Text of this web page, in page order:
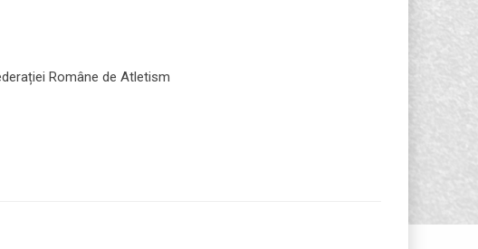
Române de Atletism